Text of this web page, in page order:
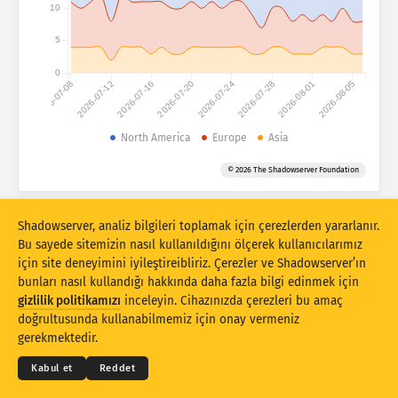
Saldırı istatistikleri: Cihazlar
Ülkeler
Veri kümesi
Ülke Etiket
Stacking İstiflenmiş Üst üste binen
Sonuçları otomatik olarak güncelle
Güncelle Sıfırla
PNG olarak indir
2026-07-082026-07-122026-07-162026-07-202026-07-242026-07-282026-08-012026-08-05
0
5
10
North America Europe Asia
© 2026 The Shadowserver Foundation
© 2026THE SHADOWSERVER FOUNDATION
Gizlilik ve Şartlar
Bizimle İletişime Geçin Krediler
Shadowserver, analiz bilgileri toplamak için çerezlerden yararlanır.
Bu sayede sitemizin nasıl kullanıldığını ölçerek kullanıcılarımız
için site deneyimini iyileştireibliriz. Çerezler ve Shadowserver’ın
bunları nasıl kullandığı hakkında daha fazla bilgi edinmek için
gizlilik politikamızı inceleyin. Cihazınızda çerezleri bu amaç
doğrultusunda kullanabilmemiz için onay vermeniz
gerekmektedir.
Kabul et Reddet